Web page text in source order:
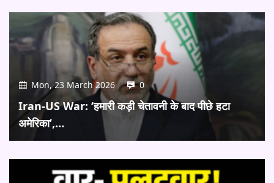
Mon, 23 March 2026 0
Iran-US War: ‘हमारी कड़ी चेतावनी के बाद पीछे हटा
अमेरिका’,…